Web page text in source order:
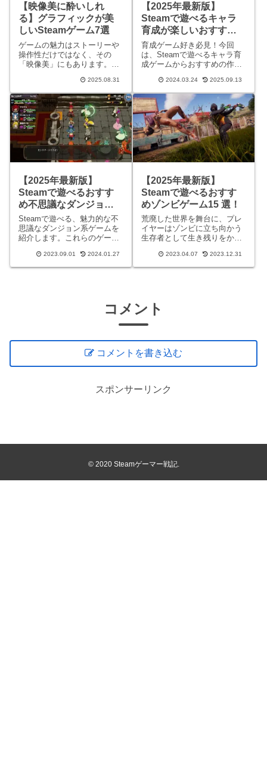
【映像美に酔いしれ
る】グラフィックが美
しいSteamゲーム7選
ゲームの魅力はストーリーや
操作性だけではなく、その
「映像美」にもあります。現
アルな世界から、幻想的で芸
術性にあふれるアートスタイ
ルまで、Steamには映像美を
楽しめる名作が豊富に揃って
います。今回は、美しいグラ
フィ
2025.08.31
【2025年最新版】
Steamで遊べるキャラ
育成が楽しいおすすめ
ゲーム一覧
育成ゲーム好き必見！今回
は、Steamで遊べるキャラ育
成ゲームからおすすめの作品
することで倒せなかったボス
を倒したり、単純に上がって
いく能力を見るだけで楽しい
ゲームが盛りだくさん。育成
ゲーム好きは是非参考にして
みて
2024.03.24 2025.09.13
【2025年最新版】
Steamで遊べるおすす
め不思議なダンジョン
系ゲーム一覧！
Steamで遊べる、魅力的な不
思議なダンジョン系ゲームを
紹介します。これらのゲーム
険を繰り広げる魅力的な機会
を提供！モンスターとの壮絶
2023.09.01 2024.01.27
【2025年最新版】
Steamで遊べるおすす
めゾンビゲーム15 選！
荒廃した世界を舞台に、プレ
イヤーはゾンビに立ち向かう
生存者として生き残りをかけ
Steamでプレイできるおすす
めのゾンビゲームを厳選しま
もあり
2023.04.07 2023.12.31
コメント
コメントを書き込む
スポンサーリンク
© 2020 Steamゲーマー戦記.